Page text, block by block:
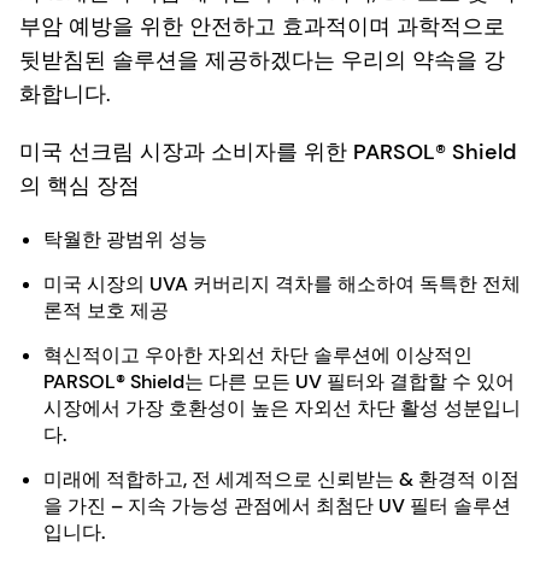
부암 예방을 위한 안전하고 효과적이며 과학적으로
뒷받침된 솔루션을 제공하겠다는 우리의 약속을 강
화합니다.
미국 선크림 시장과 소비자를 위한 PARSOL® Shield
의 핵심 장점
탁월한 광범위 성능
미국 시장의 UVA 커버리지 격차를 해소하여 독특한 전체
론적 보호 제공
혁신적이고 우아한 자외선 차단 솔루션에 이상적인
PARSOL® Shield는 다른 모든 UV 필터와 결합할 수 있어
시장에서 가장 호환성이 높은 자외선 차단 활성 성분입니
다.
미래에 적합하고, 전 세계적으로 신뢰받는 & 환경적 이점
을 가진 – 지속 가능성 관점에서 최첨단 UV 필터 솔루션
입니다.